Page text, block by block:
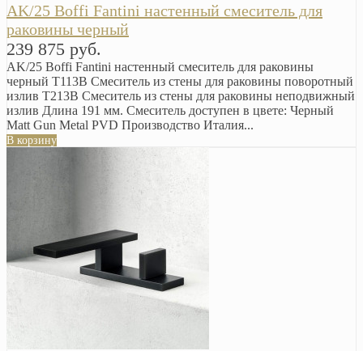
AK/25 Boffi Fantini настенный смеситель для
раковины черный
239 875 руб.
AK/25 Boffi Fantini настенный смеситель для раковины
черный T113B Смеситель из стены для раковины поворотный
излив T213B Смеситель из стены для раковины неподвижный
излив Длина 191 мм. Смеситель доступен в цвете: Черный
Matt Gun Metal PVD Производство Италия...
В корзину